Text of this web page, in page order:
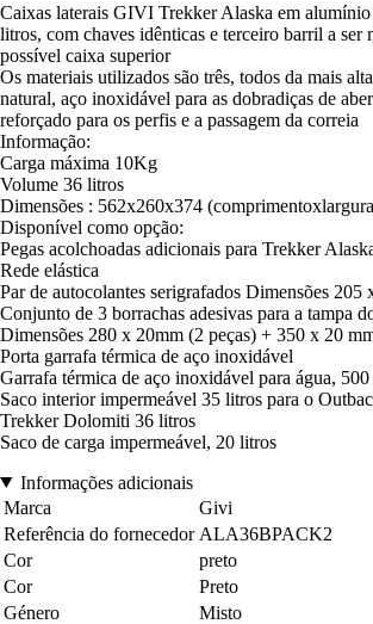
Caixas laterais GIVI Trekker Alaska em
litros, com chaves idênticas e terceiro barril a ser
possível caixa superior
Os materiais utilizados são três, todos da mais
natural, aço inoxidável para as dobradiças de
reforçado para os perfis e a passagem da correia
Informação:
Carga máxima 10Kg
Volume 36 litros
Dimensões : 562x260x374
Disponível como opção:
Pegas acolchoadas adicionais para Trekker
Rede elástica
Par de autocolantes serigrafados Dimensões 205
Conjunto de 3 borrachas adesivas para a tampa
Dimensões 280 x 20mm (2 peças) + 350 x 20
Porta garrafa térmica de aço inoxidável
Garrafa térmica de aço inoxidável para água,
Saco interior impermeável 35 litros para o
Trekker Dolomiti 36 litros
Saco de carga impermeável, 20 litros
Informações adicionais
Marca
Givi
Referência do fornecedor ALA36BPACK2
Cor
preto
Cor
Preto
Género
Misto